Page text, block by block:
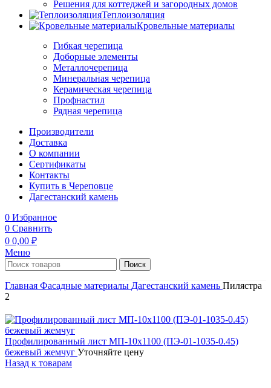
Решения для коттеджей и загородных домов
Теплоизоляция
Кровельные материалы
Гибкая черепица
Доборные элементы
Металлочерепица
Минеральная черепица
Керамическая черепица
Профнастил
Рядная черепица
Производители
Доставка
О компании
Сертификаты
Контакты
Купить в Череповце
Дагестанский камень
0 Избранное
0 Сравнить
0 0,00 ₽
Меню
Поиск
Главная Фасадные материалы Дагестанский камень Пилястра
2
Профилированный лист МП-10х1100 (ПЭ-01-1035-0.45)
бежевый жемчуг Уточняйте цену
Назад к товарам